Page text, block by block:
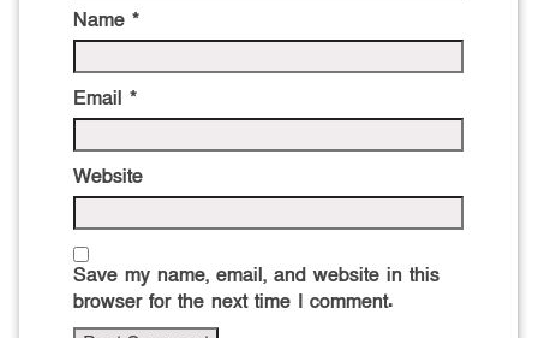
Name *
Email *
Website
Save my name, email, and website in this
browser for the next time I comment.